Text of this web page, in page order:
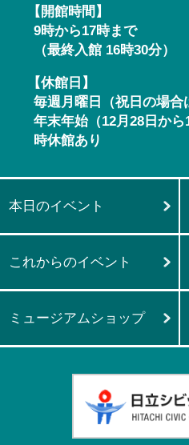
【開館時間】
9時から17時まで
（最終入館 16時30分）
【休館日】
毎週月曜日（祝日の場合
年末年始（12月28日か
時休館あり
本日のイベント
これからのイベント
ミュージアムショップ